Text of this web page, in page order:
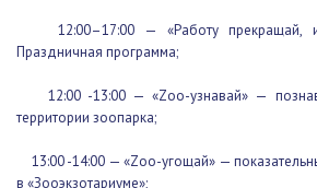
12:00–17:00 — «Работу прекращай,
Праздничная программа;
12:00 -13:00 — «Zоо-узнавай» —
территории зоопарка;
13:00 -14:00 — «Zоо-угощай» —
животных в «Зооэкзотариуме»;